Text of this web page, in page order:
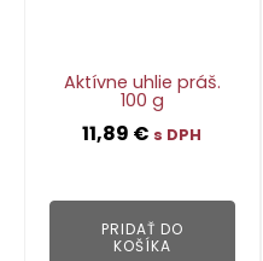
Aktívne uhlie práš.
100 g
11,89 € s DPH
PRIDAŤ DO
KOŠÍKA